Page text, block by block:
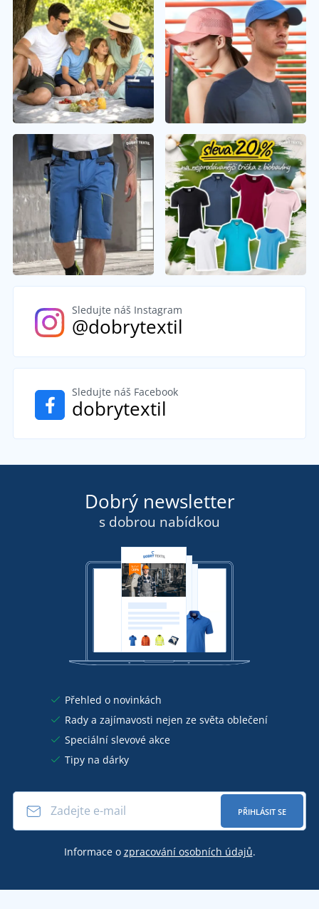
Sledujte náš Instagram
@dobrytextil
Sledujte náš Facebook
dobrytextil
Dobrý newsletter
s dobrou nabídkou
Přehled o novinkách
Rady a zajímavosti nejen ze světa oblečení
Speciální slevové akce
Tipy na dárky
PŘIHLÁSIT SE
Informace o zpracování osobních údajů.